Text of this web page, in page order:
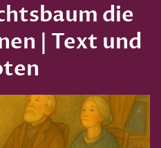
die
| Text und